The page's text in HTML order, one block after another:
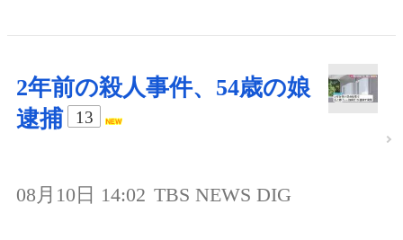
2年前の殺人事件、54歳の娘
逮捕
13
08月10日 14:02 TBS NEWS DIG